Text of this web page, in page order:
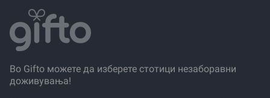
Во Gifto можете да изберете стотици незаборавни
доживувања!